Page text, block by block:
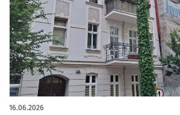
16.06.2026